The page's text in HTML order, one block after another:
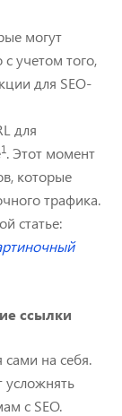
могут
учетом того,
для SEO-
для
1. Этот момент
которые
трафика.
статье:
ссылки
сами на себя.
усложнять
с SEO.